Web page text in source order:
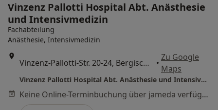
Vinzenz Pallotti Hospital Abt. Anästhesie
und Intensivmedizin
Fachabteilung
Anästhesie, Intensivmedizin
Vinzenz-Pallotti-Str. 20-24, Bergisch Gladbach •
Zu Google
Maps
Vinzenz Pallotti Hospital Abt. Anästhesie und Intensivmedizin
Keine Online-Terminbuchung über jameda verfügbar